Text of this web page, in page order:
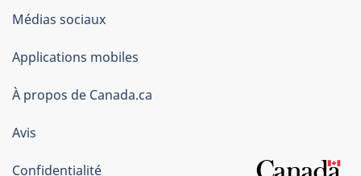
Organisation
du
gouvernement
du
Canada
Médias sociaux
Applications mobiles
À propos de Canada.ca
Avis
Confidentialité